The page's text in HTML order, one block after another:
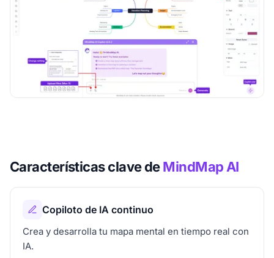
Características clave deMindMap AI
Copiloto de IA continuo
Crea y desarrolla tu mapa mental en tiempo real con
IA.